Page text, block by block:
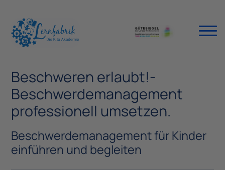
Beschweren erlaubt!-
Beschwerdemanagement
professionell umsetzen.
Beschwerdemanagement für Kinder
einführen und begleiten